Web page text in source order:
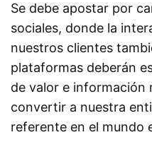
Se debe apostar por
sociales, donde la
nuestros clientes
plataformas deberán
de valor e información
convertir a nuestra
referente en el mundo